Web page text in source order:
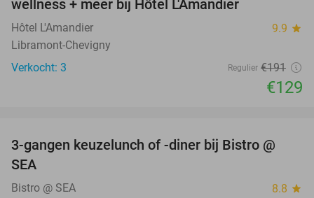
TODAY
wellness + meer bij Hôtel L'Amandier
Hôtel L'Amandier 9.9 star
Libramont-Chevigny
Verkocht: 3
Regulier €191
€129
36%
3-gangen keuzelunch of -diner bij Bistro @
SEA
Bistro @ SEA 8.8 star